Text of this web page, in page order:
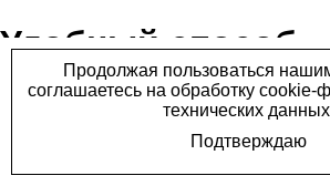
Удобный способ
записаться на
врачу онлайн на
центра «Лайт»